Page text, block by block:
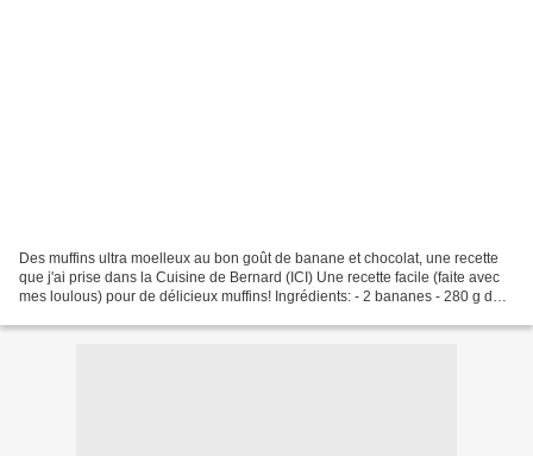
Des muffins ultra moelleux au bon goût de banane et chocolat, une recette
que j'ai prise dans la Cuisine de Bernard (ICI) Une recette facile (faite avec
mes loulous) pour de délicieux muffins! Ingrédients: - 2 bananes - 280 g de